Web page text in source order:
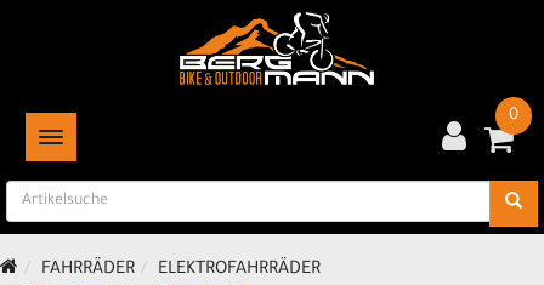
TOGGLE NAVIGATION
0
FAHRRÄDER
ELEKTROFAHRRÄDER